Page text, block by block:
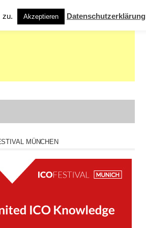
MÜNCHEN
zu. Akzeptieren Datenschutzerklärung